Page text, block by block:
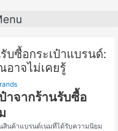
บซื้อกระเป๋าแบรนด์:
าจไม่เคยรู้
าจากร้านรับซื้อ
สินค้าแบรนด์เนมที่ได้รับความนิยม